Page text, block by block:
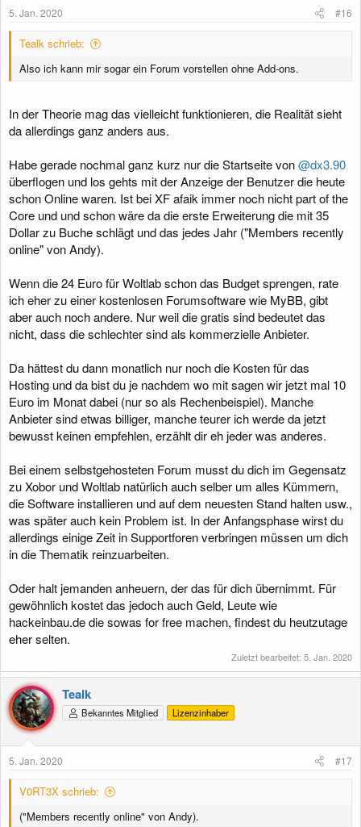
n
5. Jan. 2020 #16
Tealk schrieb:
Also ich kann mir sogar ein Forum vorstellen ohne Add-ons.
In der Theorie mag das vielleicht funktionieren, die Realität sieht
da allerdings ganz anders aus.
Habe gerade nochmal ganz kurz nur die Startseite von@dx3.90
überflogen und los gehts mit der Anzeige der Benutzer die heute
schon Online waren. Ist bei XF afaik immer noch nicht part of the
Core und und schon wäre da die erste Erweiterung die mit 35
Dollar zu Buche schlägt und das jedes Jahr ("Members recently
online" von Andy).
Wenn die 24 Euro für Woltlab schon das Budget sprengen, rate
ich eher zu einer kostenlosen Forumsoftware wie MyBB, gibt
aber auch noch andere. Nur weil die gratis sind bedeutet das
nicht, dass die schlechter sind als kommerzielle Anbieter.
Da hättest du dann monatlich nur noch die Kosten für das
Hosting und da bist du je nachdem wo mit sagen wir jetzt mal 10
Euro im Monat dabei (nur so als Rechenbeispiel). Manche
Anbieter sind etwas billiger, manche teurer ich werde da jetzt
bewusst keinen empfehlen, erzählt dir eh jeder was anderes.
Bei einem selbstgehosteten Forum musst du dich im Gegensatz
zu Xobor und Woltlab natürlich auch selber um alles Kümmern,
die Software installieren und auf dem neuesten Stand halten usw.,
was später auch kein Problem ist. In der Anfangsphase wirst du
allerdings einige Zeit in Supportforen verbringen müssen um dich
in die Thematik reinzuarbeiten.
Oder halt jemanden anheuern, der das für dich übernimmt. Für
gewöhnlich kostet das jedoch auch Geld, Leute wie
hackeinbau.de die sowas for free machen, findest du heutzutage
eher selten.
Zuletzt bearbeitet: 5. Jan. 2020
Tealk
Bekanntes Mitglied Lizenzinhaber
5. Jan. 2020 #17
V0RT3X schrieb:
("Members recently online" von Andy).